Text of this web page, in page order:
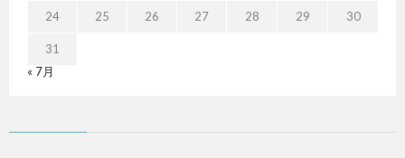
24 25 26 27 28 29 30
31
« 7月